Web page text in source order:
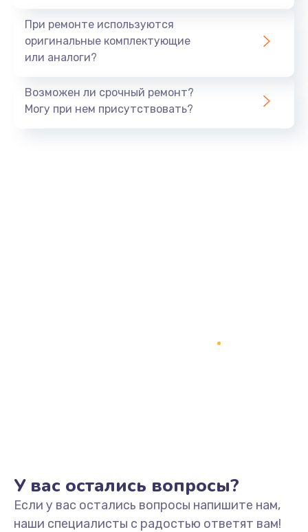
При ремонте используются
оригинальные комплектующие
или аналоги?
Возможен ли срочный ремонт?
Могу при нем присутствовать?
У вас остались вопросы?
Если у вас остались вопросы напишите нам,
наши специалисты с радостью ответят вам!